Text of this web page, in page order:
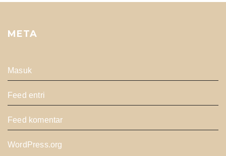
META
Masuk
Feed entri
Feed komentar
WordPress.org